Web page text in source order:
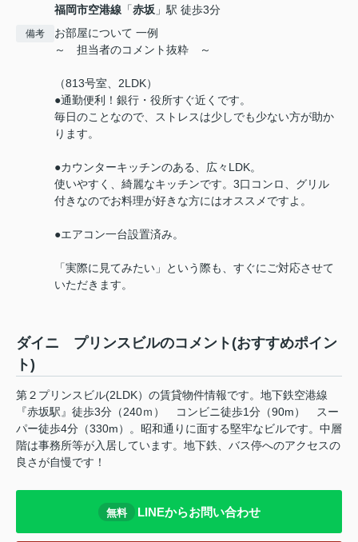
福岡市空港線 「赤坂 」駅 徒歩3分
備考
お部屋について 一例
～ 担当者のコメント抜粋 ～
（813号室、2LDK）
●通勤便利！銀行・役所すぐ近くです。
毎日のことなので、ストレスは少しでも少ない方が助か
ります。
●カウンターキッチンのある、広々LDK。
使いやすく、綺麗なキッチンです。3口コンロ、グリル
付きなのでお料理が好きな方にはオススメですよ。
●エアコン一台設置済み。
「実際に見てみたい」という際も、すぐにご対応させて
いただきます。
ダイニ プリンスビルのコメント(おすすめポイン
ト)
第２プリンスビル(2LDK）の賃貸物件情報です。地下鉄空港線
『赤坂駅』徒歩3分（240ｍ） コンビニ徒歩1分（90m） スー
パー徒歩4分（330m）。昭和通りに面する堅牢なビルです。中層
階は事務所等が入居しています。地下鉄、バス停へのアクセスの
良さが自慢です！
無料 LINEからお問い合わせ